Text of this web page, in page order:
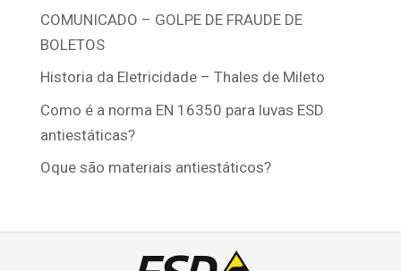
COMUNICADO – GOLPE DE FRAUDE DE
BOLETOS
Historia da Eletricidade – Thales de Mileto
Como é a norma EN 16350 para luvas ESD
antiestáticas?
Oque são materiais antiestáticos?